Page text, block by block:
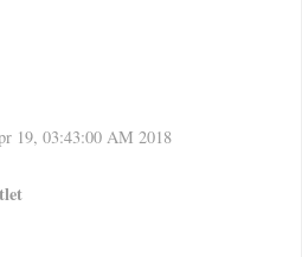
19, 03:43:00 AM 2018